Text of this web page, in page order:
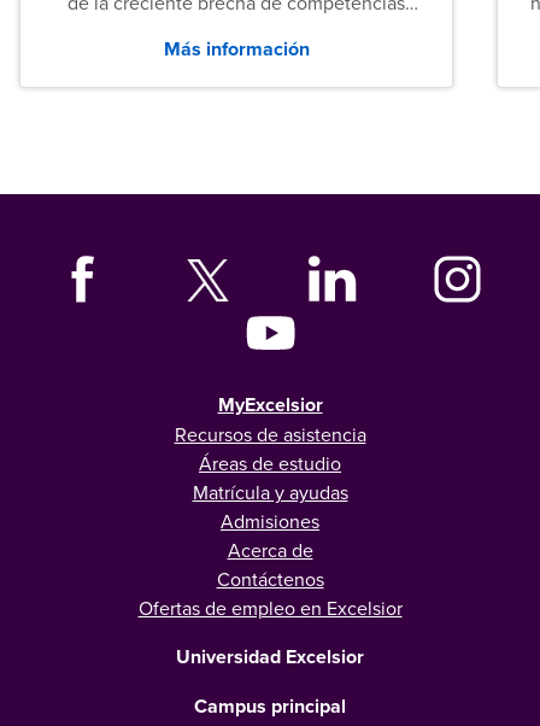
tanto las empresas como los recién
graduados en todo Estados Unidos.
Más información
MyExcelsior
Recursos de asistencia
Áreas de estudio
Matrícula y ayudas
Admisiones
Acerca de
Contáctenos
Ofertas de empleo en Excelsior
Universidad Excelsior
Campus principal